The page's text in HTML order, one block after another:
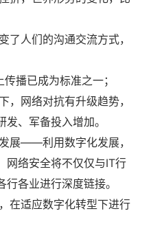
人们的沟通交流方式，
播已成为标准之一；
网络对抗有升级趋势，
、军备投入增加。
展——利用数字化发展，
网络安全将不仅仅与IT行
各业进行深度链接。
在适应数字化转型下进行